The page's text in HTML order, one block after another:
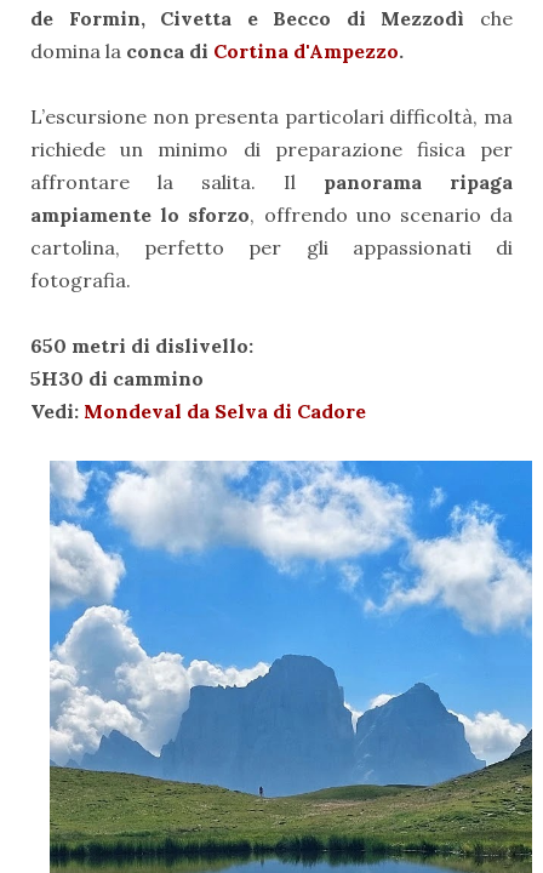
de Formin, Civetta e Becco di Mezzodì che
domina la conca di Cortina d'Ampezzo.
L’escursione non presenta particolari difficoltà, ma
richiede un minimo di preparazione fisica per
affrontare la salita. Il panorama ripaga
ampiamente lo sforzo, offrendo uno scenario da
cartolina, perfetto per gli appassionati di
fotografia.
650 metri di dislivello:
5H30 di cammino
Vedi: Mondeval da Selva di Cadore